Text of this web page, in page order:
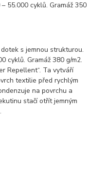
55.000 cyklů. Gramáž 350
s jemnou strukturou.
cyklů. Gramáž 380 g/m2.
Repellent“. Ta vytváří
textilie před rychlým
na povrchu a
stačí otřít jemným